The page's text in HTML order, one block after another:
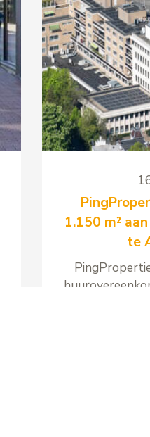
1.150 m²
te